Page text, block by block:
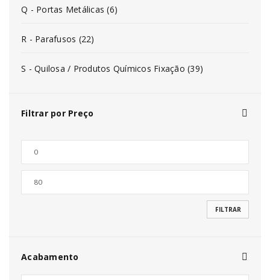
Q - Portas Metálicas (6)
R - Parafusos (22)
S - Quilosa / Produtos Químicos Fixação (39)
Filtrar por Preço
FILTRAR
Acabamento